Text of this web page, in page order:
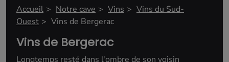
Accueil Notre cave Vins
Vins du Sud-
Ouest
Vins de Bergerac
Vins de Bergerac
Longtemps resté dans l'ombre de son voisin